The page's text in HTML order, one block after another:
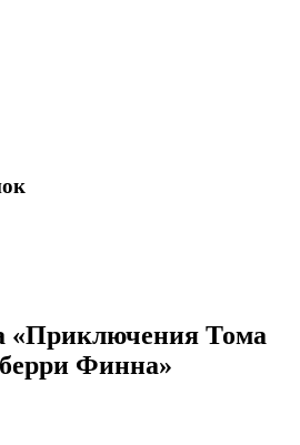
«Приключения Тома
Финна»